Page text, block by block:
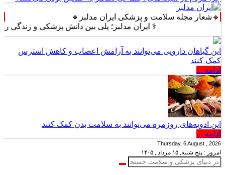
🔹شعار مجله سلامت و پزشکی ایران مدلبز🔹
⚕️ ایران مدلبز؛ پلی بین دانش پزشکی و زندگی روزمره ⚕️
این گیاهان دارویی می‌توانند به آرامش اعصاب و کاهش استرس
کمک کنند
ادامه ...
این ادویه‌های روزمره می‌توانند به سلامت بدن کمک کنند
ادامه ...
Thursday, 6 August , 2026
امروز : پنج شنبه, ۱۵ مرداد , ۱۴۰۵